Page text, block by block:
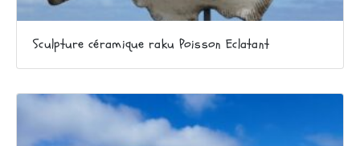
Sculpture céramique raku Poisson Eclatant